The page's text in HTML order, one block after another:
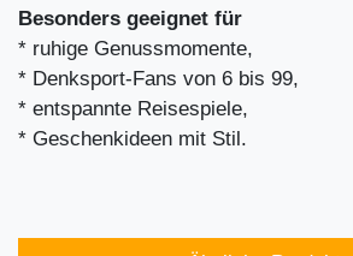
Besonders geeignet für
* ruhige Genussmomente,
* Denksport-Fans von 6 bis 99,
* entspannte Reisespiele,
* Geschenkideen mit Stil.